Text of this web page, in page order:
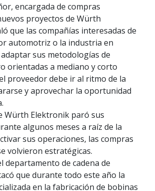
encargada de compras
proyectos de Würth
que las compañías interesadas de
automotriz o la industria en
sus metodologías de
orientadas a mediano y corto
proveedor debe ir al ritmo de la
y aprovechar la oportunidad
Würth Elektronik paró sus
algunos meses a raíz de la
sus operaciones, las compras
volvieron estratégicas.
departamento de cadena de
que durante todo este año la
en la fabricación de bobinas